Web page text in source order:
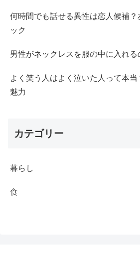
何時間でも話せる異性は恋人候補？
ック
男性がネックレスを服の中に入れる
よく笑う人はよく泣いた人って本
魅力
カテゴリー
暮らし
食